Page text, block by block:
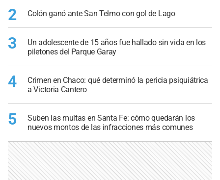
2 Colón ganó ante San Telmo con gol de Lago
3
Un adolescente de 15 años fue hallado sin vida en los
piletones del Parque Garay
4
Crimen en Chaco: qué determinó la pericia psiquiátrica
a Victoria Cantero
5
Suben las multas en Santa Fe: cómo quedarán los
nuevos montos de las infracciones más comunes